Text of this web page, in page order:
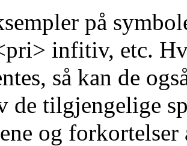
på
infitiv, etc.
så kan de
de tilgjengelige
og